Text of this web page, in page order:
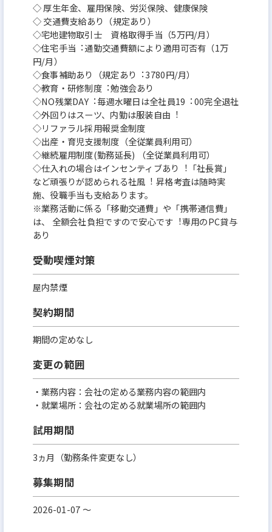
◇ 厚⽣年⾦、雇⽤保険、労災保険、健康保険
◇ 交通費⽀給あり（規定あり）
◇宅地建物取引⼠ 資格取得⼿当（5万円/⽉）
◇住宅⼿当︓通勤交通費額により適⽤可否有（1万
円/⽉）
◇⾷事補助あり（規定あり︓3780円/⽉）
◇教育・研修制度︓勉強会あり
◇NO残業DAY︓毎週⽔曜⽇は全社員19︓00完全退社
◇外回りはスーツ、内勤は服装⾃由︕
◇リファラル採⽤報奨⾦制度
◇出産・育児⽀援制度（全従業員利⽤可）
◇継続雇⽤制度(勤務延⻑) （全従業員利⽤可）
◇仕⼊れの場合はインセンティブあり︕「社⻑賞」
など頑張りが認められる社⾵︕ 昇格考査は随時実
施、役職⼿当も⽀給あります。
※業務活動に係る「移動交通費」や「携帯通信費」
は、 全額会社負担ですので安⼼です︕専⽤のPC貸与
あり
受動喫煙対策
屋内禁煙
契約期間
期間の定めなし
変更の範囲
・業務内容：会社の定める業務内容の範囲内
・就業場所：会社の定める就業場所の範囲内
試用期間
3ヵ月（勤務条件変更なし）
募集期間
2026-01-07 〜